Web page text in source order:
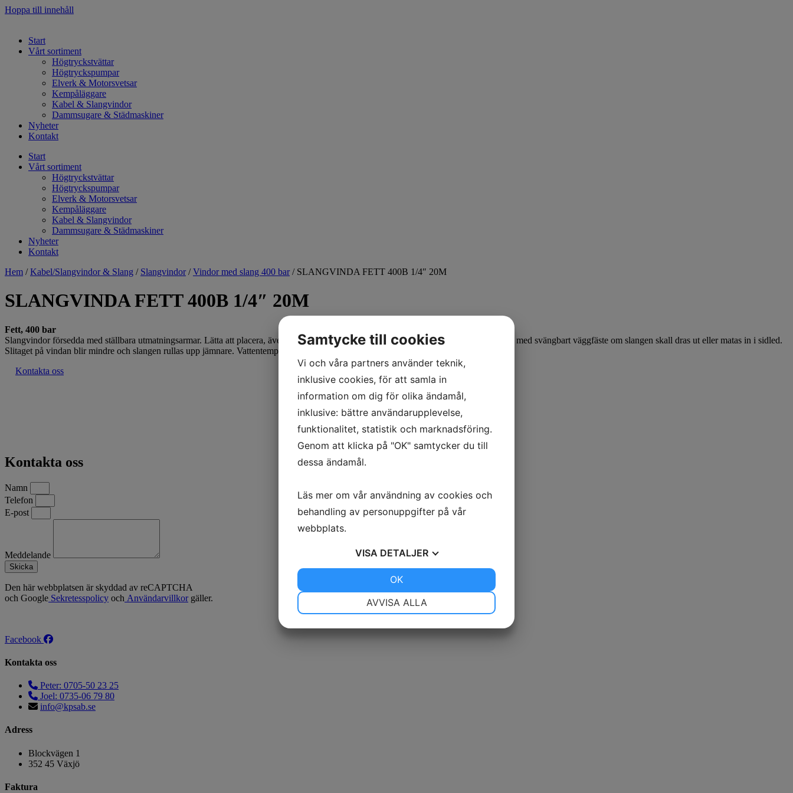
Hoppa till innehåll
Start
Vårt sortiment
Högtryckstvättar
Högtryckspumpar
Elverk & Motorsvetsar
Kempåläggare
Kabel & Slangvindor
Dammsugare & Städmaskiner
Nyheter
Kontakt
Start
Vårt sortiment
Högtryckstvättar
Högtryckspumpar
Elverk & Motorsvetsar
Kempåläggare
Kabel & Slangvindor
Dammsugare & Städmaskiner
Nyheter
Kontakt
Hem /Kabel/Slangvindor & Slang / Slangvindor /Vindor med slang 400 bar / SLANGVINDA FETT 400B 1/4″ 20M
SLANGVINDA FETT 400B 1/4″ 20M
Fett, 400 bar
Slangvindor försedda med ställbara utmatningsarmar. Lätta att placera, även i trånga utrymmen. Kan även takmonteras. Kan kompletteras med svängbart väggfäste om slangen skall dras ut eller matas in i sidled.
Slitaget på vindan blir mindre och slangen rullas upp jämnare. Vattentemperatur max 150 °C. Stålarmerad gummislang.
Kontakta oss
Kontakta oss
Namn
Telefon
E-post
Meddelande
Skicka
Den här webbplatsen är skyddad av reCAPTCHA
och Google Sekretesspolicy och Användarvillkor gäller.
Facebook
Kontakta oss
Peter: 0705-50 23 25
Joel: 0735-06 79 80
info@kpsab.se
Adress
Blockvägen 1
352 45 Växjö
Faktura
Samtycke till cookies
Vi och våra partners använder teknik,
inklusive cookies, för att samla in
information om dig för olika ändamål,
inklusive: bättre användarupplevelse,
funktionalitet, statistik och marknadsföring.
Genom att klicka på "OK" samtycker du till
dessa ändamål.
Läs mer om vår användning av cookies och
behandling av personuppgifter på vår
webbplats.
VISA DETALJER
AVVISA ALLA
OK